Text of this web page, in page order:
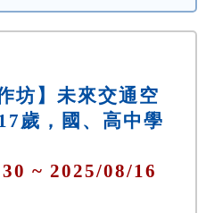
坊】未來交通空
歲，國、高中學
~ 2025/08/16